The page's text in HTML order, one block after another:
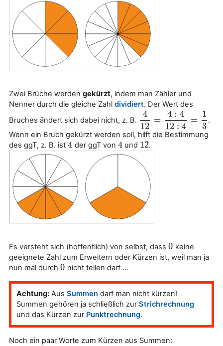
Zwei Brüche werden gekürzt, indem man Zähler und
Nenner durch die gleiche Zahl dividiert. Der Wert des
Bruches ändert sich dabei nicht, z. B.
4
12
=
4 : 4
12 : 4
=
1
3
412 =4 412:4=1 3
.
Wenn ein Bruch gekürzt werden soll, hilft die Bestimmung
des ggT, z. B. ist 4
4 der ggT von 4
4 und 12
12.
Es versteht sich (hoffentlich) von selbst, dass 0
0 keine
geeignete Zahl zum Erweitern oder Kürzen ist, weil man ja
nun mal durch 0
0 nicht teilen darf ...
Achtung: Aus Summen darf man nicht kürzen!
Summen gehören ja schließlich zurStrichrechnung
und das Kürzen zur Punktrechnung.
Noch ein paar Worte zum Kürzen aus Summen: